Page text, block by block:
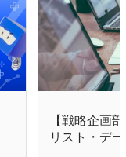
【戦略企画
リスト・デ